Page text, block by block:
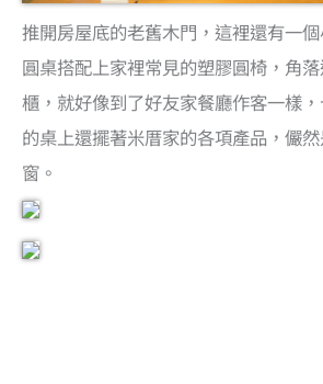
推開房屋底的老舊木門，這裡還有一
圓桌搭配上家裡常見的塑膠圓椅，角
櫃，就好像到了好友家餐廳作客一樣
的桌上還擺著米厝家的各項產品，儼
窗。